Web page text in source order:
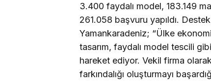
3.400 faydalı model, 183.149
261.058 başvuru yapıldı.
Yamankaradeniz; “Ülke
tasarım, faydalı model tescili
hareket ediyor. Vekil firma
farkındalığı oluşturmayı